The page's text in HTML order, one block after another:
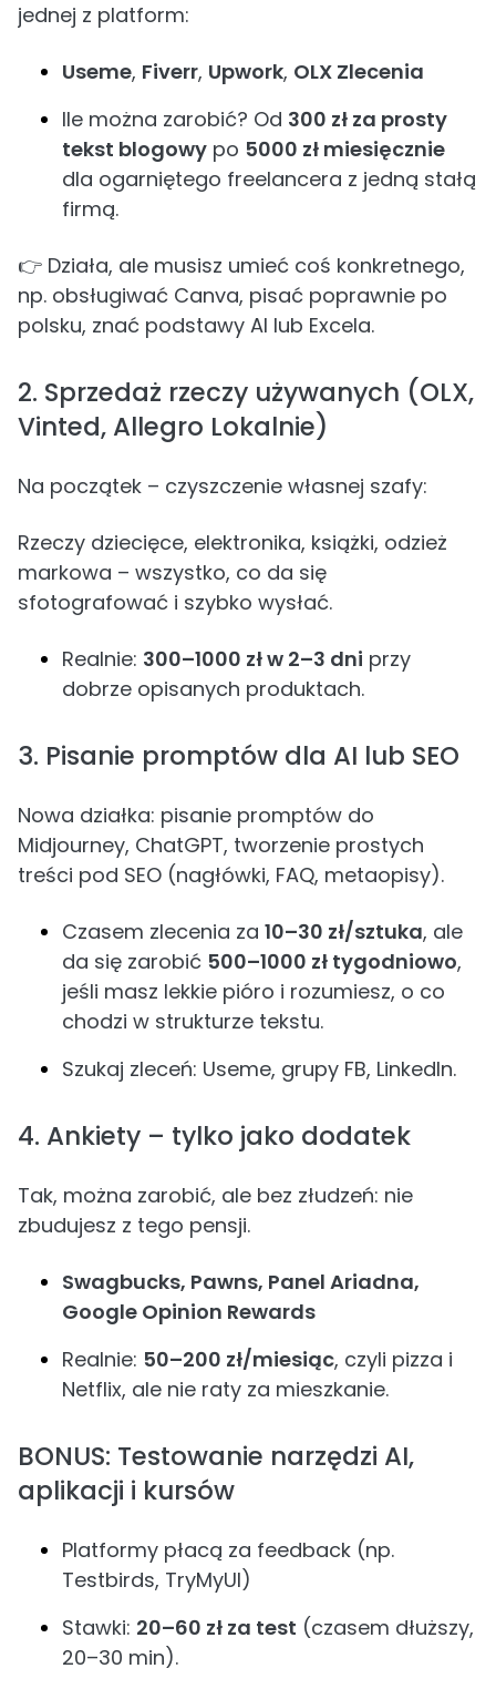
jednej z platform:
Useme, Fiverr, Upwork, OLX Zlecenia
Ile można zarobić? Od 300 zł za prosty
tekst blogowy po 5000 zł miesięcznie
dla ogarniętego freelancera z jedną stałą
firmą.
👉 Działa, ale musisz umieć coś konkretnego,
np. obsługiwać Canva, pisać poprawnie po
polsku, znać podstawy AI lub Excela.
2. Sprzedaż rzeczy używanych (OLX,
Vinted, Allegro Lokalnie)
Na początek – czyszczenie własnej szafy:
Rzeczy dziecięce, elektronika, książki, odzież
markowa – wszystko, co da się
sfotografować i szybko wysłać.
Realnie: 300–1000 zł w 2–3 dni przy
dobrze opisanych produktach.
3. Pisanie promptów dla AI lub SEO
Nowa działka: pisanie promptów do
Midjourney, ChatGPT, tworzenie prostych
treści pod SEO (nagłówki, FAQ, metaopisy).
Czasem zlecenia za 10–30 zł/sztuka, ale
da się zarobić 500–1000 zł tygodniowo,
jeśli masz lekkie pióro i rozumiesz, o co
chodzi w strukturze tekstu.
Szukaj zleceń: Useme, grupy FB, LinkedIn.
4. Ankiety – tylko jako dodatek
Tak, można zarobić, ale bez złudzeń: nie
zbudujesz z tego pensji.
Swagbucks, Pawns, Panel Ariadna,
Google Opinion Rewards
Realnie: 50–200 zł/miesiąc, czyli pizza i
Netflix, ale nie raty za mieszkanie.
BONUS: Testowanie narzędzi AI,
aplikacji i kursów
Platformy płacą za feedback (np.
Testbirds, TryMyUI)
Stawki: 20–60 zł za test (czasem dłuższy,
20–30 min).